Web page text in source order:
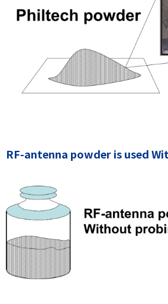
RF-antenna powder is used